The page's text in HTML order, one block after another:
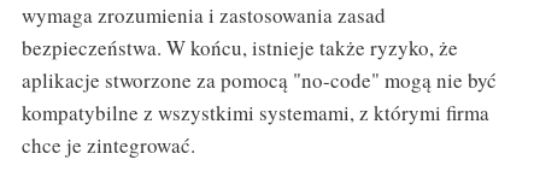
wymaga zrozumienia i zastosowania zasad
bezpieczeństwa. W końcu, istnieje także ryzyko, że
aplikacje stworzone za pomocą "no-code" mogą nie być
kompatybilne z wszystkimi systemami, z którymi firma
chce je zintegrować.